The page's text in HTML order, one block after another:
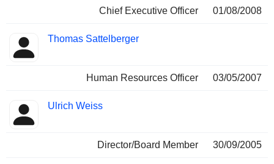
Chief Executive Officer 01/08/2008
Thomas Sattelberger
Human Resources Officer 03/05/2007
Ulrich Weiss
Director/Board Member 30/09/2005